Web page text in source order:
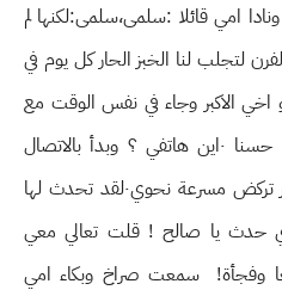
بها ٠هز راسه ونادا امي قائلا :سلمى،سلمى:لكنها لم
لتجلب لنا الخبز الحار كل يوم في
سعد: وهو اخي الاكبر وجاء في نفس الوقت مع
ابي٠انها في الخارج ياابي٠ قال ابي حسنا ٠اين هاتفي ؟ وبدأ بالاتصال
وفجأة وجدت امي ووجهها اصفر تركض مسرعة نحوي٠لقد تحدث لها
:ماالذي حدث يا صالح ! قلت تعالي معي
معا وفجأة! سمعت صراخ وبكاء امي